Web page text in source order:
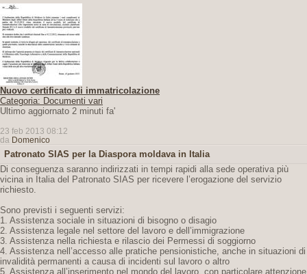
Nuovo certificato di immatricolazione
Categoria: Documenti vari
Ultimo aggiornato 2 minuti fa'
23 feb 2013 08:12
da Domenico
Patronato SIAS per la Diaspora moldava in Italia
Di conseguenza saranno indirizzati in tempi rapidi alla sede operativa più
vicina in Italia del Patronato SIAS per ricevere l’erogazione del servizio
richiesto.
Sono previsti i seguenti servizi:
1. Assistenza sociale in situazioni di bisogno o disagio
2. Assistenza legale nel settore del lavoro e dell’immigrazione
3. Assistenza nella richiesta e rilascio dei Permessi di soggiorno
4. Assistenza nell’accesso alle pratiche pensionistiche, anche in situazioni di
invalidità permanenti a causa di incidenti sul lavoro o altro
5. Assistenza all’inserimento nel mondo del lavoro, con particolare attenzione